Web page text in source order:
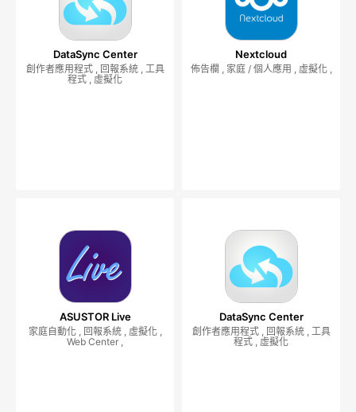
DataSync Center
創作者應用程式 , 回報系統 , 工具
程式 , 虛擬化
Nextcloud
佈告欄 , 家庭 / 個人應用 , 虛擬化 ,
ASUSTOR Live
家庭自動化 , 回報系統 , 虛擬化 ,
Web Center ,
DataSync Center
創作者應用程式 , 回報系統 , 工具
程式 , 虛擬化